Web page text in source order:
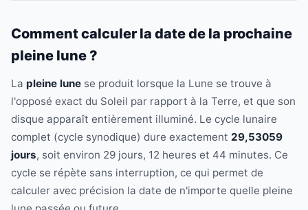
Comment calculer la date de la prochaine
pleine lune ?
La pleine lune se produit lorsque la Lune se trouve à
l'opposé exact du Soleil par rapport à la Terre, et que son
disque apparaît entièrement illuminé. Le cycle lunaire
complet (cycle synodique) dure exactement 29,53059
jours, soit environ 29 jours, 12 heures et 44 minutes. Ce
cycle se répète sans interruption, ce qui permet de
calculer avec précision la date de n'importe quelle pleine